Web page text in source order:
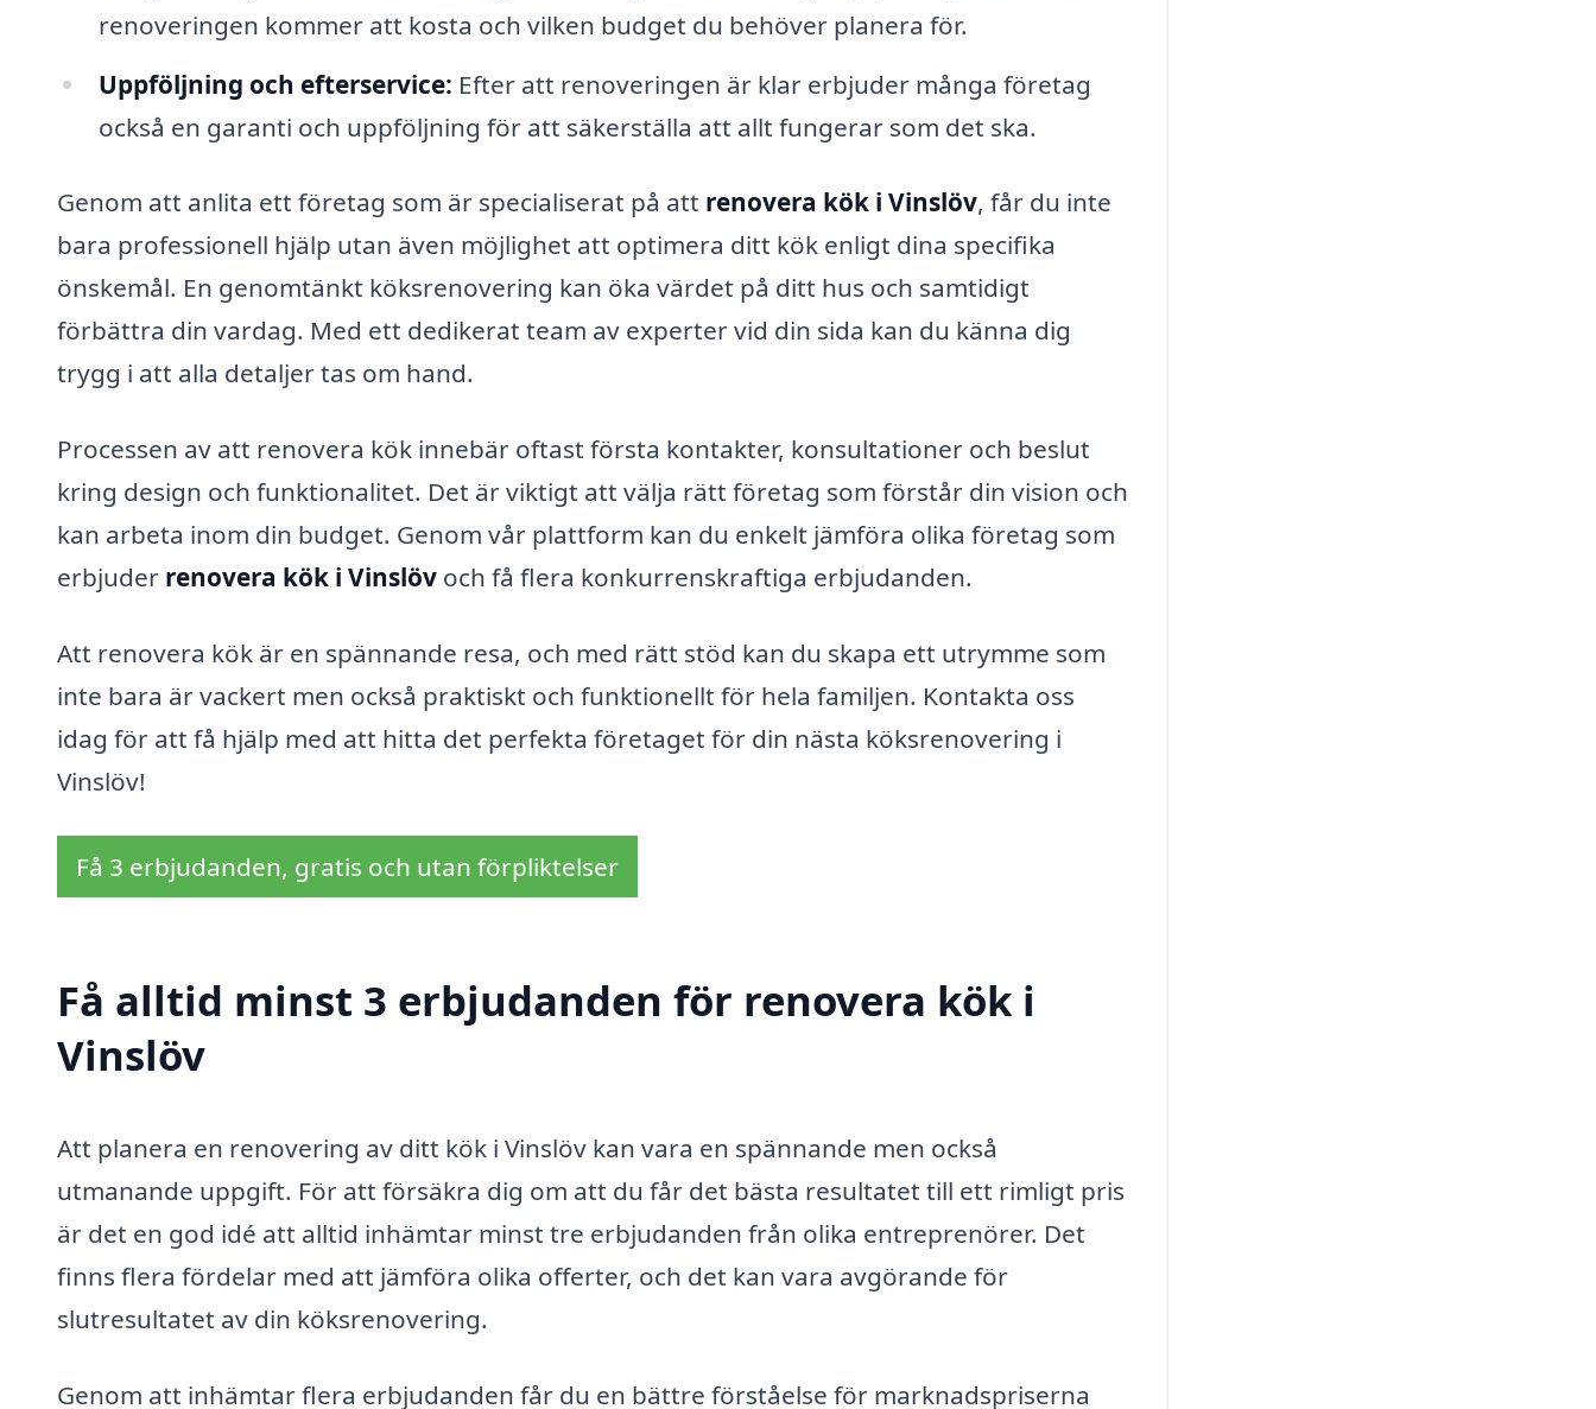
renoveringen kommer att kosta och vilken budget du behöver planera för.
Uppföljning och efterservice: Efter att renoveringen är klar erbjuder många företag
också en garanti och uppföljning för att säkerställa att allt fungerar som det ska.
Genom att anlita ett företag som är specialiserat på att renovera kök i Vinslöv, får du inte
bara professionell hjälp utan även möjlighet att optimera ditt kök enligt dina specifika
önskemål. En genomtänkt köksrenovering kan öka värdet på ditt hus och samtidigt
förbättra din vardag. Med ett dedikerat team av experter vid din sida kan du känna dig
trygg i att alla detaljer tas om hand.
Processen av att renovera kök innebär oftast första kontakter, konsultationer och beslut
kring design och funktionalitet. Det är viktigt att välja rätt företag som förstår din vision och
kan arbeta inom din budget. Genom vår plattform kan du enkelt jämföra olika företag som
erbjuder renovera kök i Vinslöv och få flera konkurrenskraftiga erbjudanden.
Att renovera kök är en spännande resa, och med rätt stöd kan du skapa ett utrymme som
inte bara är vackert men också praktiskt och funktionellt för hela familjen. Kontakta oss
idag för att få hjälp med att hitta det perfekta företaget för din nästa köksrenovering i
Vinslöv!
Få 3 erbjudanden, gratis och utan förpliktelser
Få alltid minst 3 erbjudanden för renovera kök i
Vinslöv
Att planera en renovering av ditt kök i Vinslöv kan vara en spännande men också
utmanande uppgift. För att försäkra dig om att du får det bästa resultatet till ett rimligt pris
är det en god idé att alltid inhämtar minst tre erbjudanden från olika entreprenörer. Det
finns flera fördelar med att jämföra olika offerter, och det kan vara avgörande för
slutresultatet av din köksrenovering.
Genom att inhämtar flera erbjudanden får du en bättre förståelse för marknadspriserna